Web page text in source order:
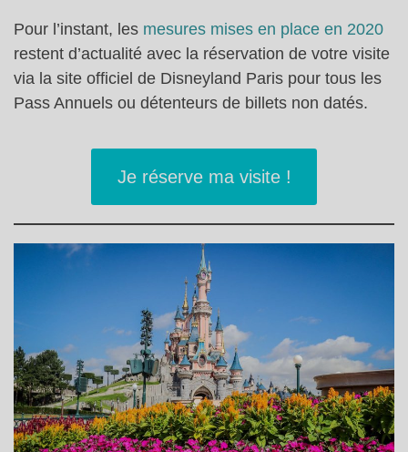
Pour l’instant, les mesures mises en place en 2020
restent d’actualité avec la réservation de votre visite
via la site officiel de Disneyland Paris pour tous les
Pass Annuels ou détenteurs de billets non datés.
Je réserve ma visite !